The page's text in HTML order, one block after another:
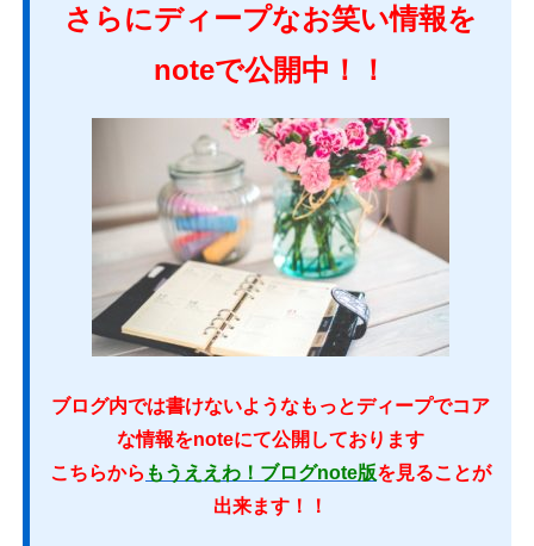
さらにディープなお笑い情報を
noteで公開中！！
ブログ内では書けないようなもっとディープでコア
な情報をnoteにて公開しております
こちらから もうええわ！ブログnote版を見ることが
出来ます！！